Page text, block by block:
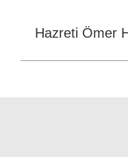
Hazreti Ömer